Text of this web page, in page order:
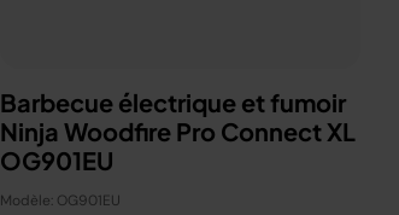
Barbecue électrique et fumoir
Ninja Woodfire Pro Connect XL
OG901EU
Modèle: OG901EU